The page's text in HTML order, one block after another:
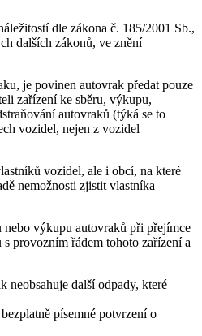
dle zákona č. 185/2001 Sb.,
dalších zákonů, ve znění
je povinen autovrak předat pouze
zařízení ke sběru, výkupu,
autovraků (týká se to
vozidel, nejen z vozidel
vozidel, ale i obcí, na které
nemožnosti zjistit vlastníka
nebo výkupu autovraků při přejímce
provozním řádem tohoto zařízení a
neobsahuje další odpady, které
písemné potvrzení o